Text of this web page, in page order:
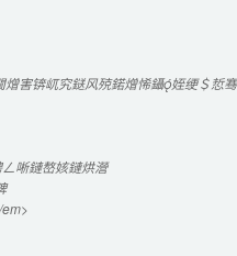
害锛屼究鎹风殑鍩熷悕鑷姪绠＄悊
唽鏈嶅姟鏈烘瀯